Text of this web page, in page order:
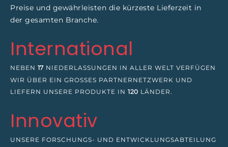
Preise und gewährleisten die kürzeste Lieferzeit in
der gesamten Branche.
International
NEBEN 17 NIEDERLASSUNGEN IN ALLER WELT VERFÜGEN
WIR ÜBER EIN GROSSES PARTNERNETZWERK UND L
IEFERN UNSERE PRODUKTE IN 120 LÄNDER.
Innovativ
UNSERE FORSCHUNGS- UND ENTWICKLUNGSABTEILUNG